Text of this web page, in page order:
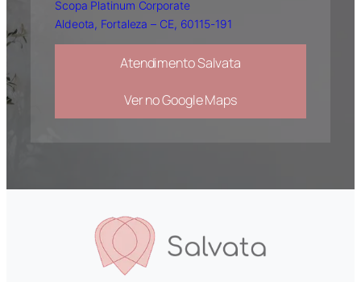
Scopa Platinum Corporate
Aldeota, Fortaleza – CE, 60115-191
Atendimento Salvata
Ver no Google Maps